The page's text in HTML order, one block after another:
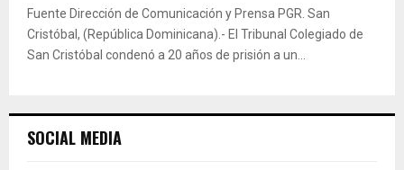
Fuente Dirección de Comunicación y Prensa PGR. San
Cristóbal, (República Dominicana).- El Tribunal Colegiado de
San Cristóbal condenó a 20 años de prisión a un...
SOCIAL MEDIA